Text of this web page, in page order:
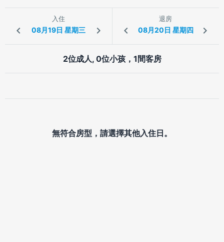
入住 退房
2位成人, 0位小孩，1間客房
無符合房型，請選擇其他入住日。